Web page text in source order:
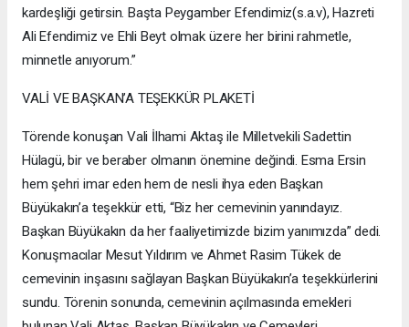
kardeşliği getirsin. Başta Peygamber Efendimiz(s.a.v), Hazreti
Ali Efendimiz ve Ehli Beyt olmak üzere her birini rahmetle,
minnetle anıyorum.”
VALİ VE BAŞKAN’A TEŞEKKÜR PLAKETİ
Törende konuşan Vali İlhami Aktaş ile Milletvekili Sadettin
Hülagü, bir ve beraber olmanın önemine değindi. Esma Ersin
hem şehri imar eden hem de nesli ihya eden Başkan
Büyükakın’a teşekkür etti, “Biz her cemevinin yanındayız.
Başkan Büyükakın da her faaliyetimizde bizim yanımızda” dedi.
Konuşmacılar Mesut Yıldırım ve Ahmet Rasim Tükek de
cemevinin inşasını sağlayan Başkan Büyükakın’a teşekkürlerini
sundu. Törenin sonunda, cemevinin açılmasında emekleri